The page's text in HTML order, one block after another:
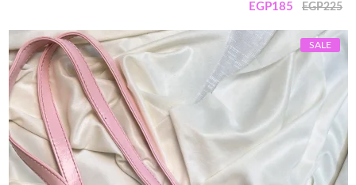
EGP225
EGP185
SALE